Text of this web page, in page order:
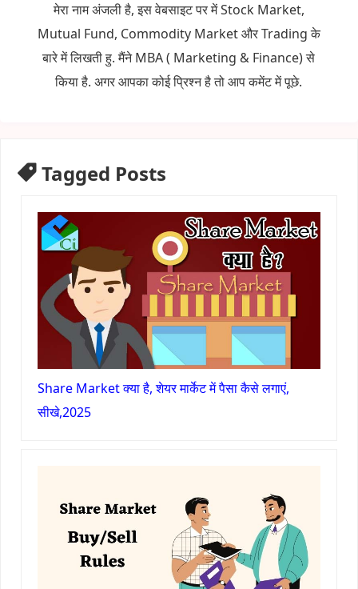
मेरा नाम अंजली है, इस वेबसाइट पर में Stock Market,
Mutual Fund, Commodity Market और Trading के
बारे में लिखती हु. मैंने MBA ( Marketing & Finance) से
किया है. अगर आपका कोई प्रिश्न है तो आप कमेंट में पूछे.
Tagged Posts
Share Market क्या है, शेयर मार्केट में पैसा कैसे लगाएं,
सीखे,2025